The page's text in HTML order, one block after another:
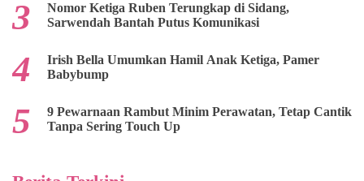
Nomor Ketiga Ruben Terungkap di Sidang,
Sarwendah Bantah Putus Komunikasi
Irish Bella Umumkan Hamil Anak Ketiga, Pamer
Babybump
9 Pewarnaan Rambut Minim Perawatan, Tetap Cantik
Tanpa Sering Touch Up